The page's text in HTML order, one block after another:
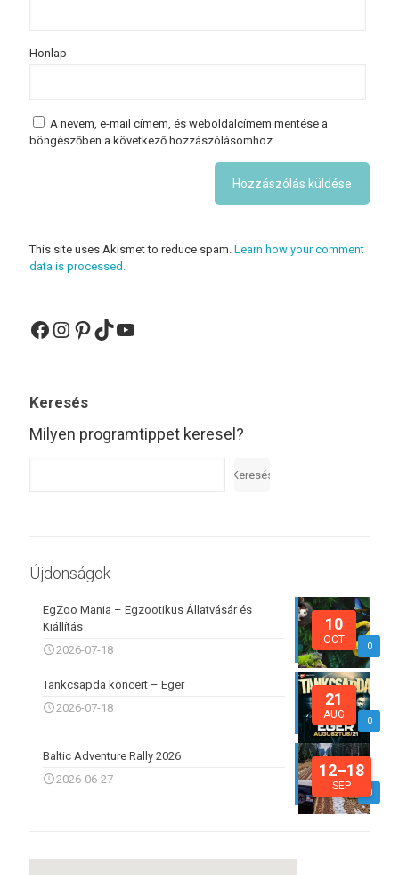
Honlap
A nevem, e-mail címem, és weboldalcímem mentése a
böngészőben a következő hozzászólásomhoz.
This site uses Akismet to reduce spam. Learn how your comment
data is processed.
Facebook
Instagram
Pinterest
TikTok
YouTube
Keresés
Milyen programtippet keresel?
Keresés
Újdonságok
10
OCT
0
EgZoo Mania – Egzootikus Állatvásár és
Kiállítás
2026-07-18
21
AUG
0
Tankcsapda koncert – Eger
2026-07-18
12–18
SEP
0
Baltic Adventure Rally 2026
2026-06-27